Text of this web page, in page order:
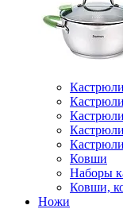
Ковши
Наборы
Ковши,
Ножи